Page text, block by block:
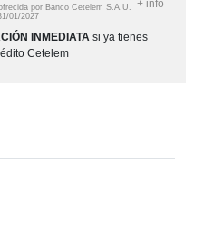
por Banco Cetelem S.A.U.
01/2027
+ info
INMEDIATA si ya tienes
Cetelem